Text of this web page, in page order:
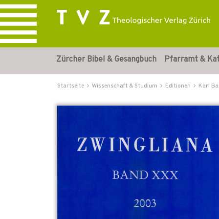
Zürcher Bibel & Gesangbuch Pfarramt &
Startseite Wissenschaft & Studium Editionen Karl